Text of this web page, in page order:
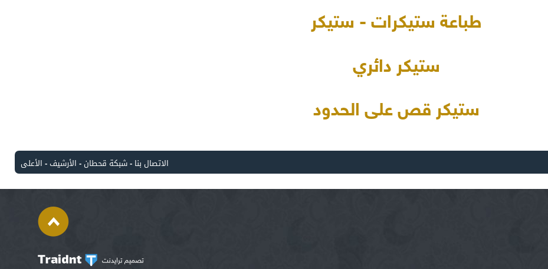
طباعة ستيكرات - ستيكر
ستيكر دائري
ستيكر قص على الحدود
الاتصال بنا -شبكة قحطان- الأرشيف- الأعلى